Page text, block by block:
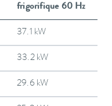
frigorifique 60 Hz
37.1 kW
33.2 kW
29.6 kW